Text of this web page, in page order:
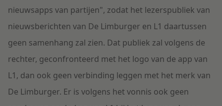
nieuwsapps van partijen", zodat het lezerspubliek van
nieuwsberichten van De Limburger en L1 daartussen
geen samenhang zal zien. Dat publiek zal volgens de
rechter, geconfronteerd met het logo van de app van
L1, dan ook geen verbinding leggen met het merk van
De Limburger. Er is volgens het vonnis ook geen